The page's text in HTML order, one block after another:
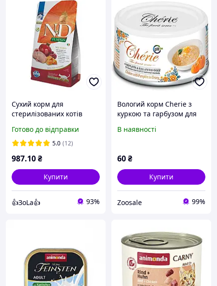
Сухий корм для
стерилізованих котів
Neutered Adult) 1.5 кг
перепілка / гарбуз
Готово до відправки
5.0 (12)
987.10₴
Купити
👍ЗоLa👍 93%
Вологий корм Cherie з
куркою та гарбузом для
шляхів у котів (шматочки
В наявності
60₴
Купити
Zoosale 99%